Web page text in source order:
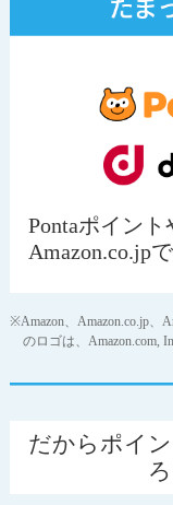
Pontaポイント
Amazon.co.jp
※Amazon、Amazon.co.jp、
のロゴは、Amazon.com,
だからポイ